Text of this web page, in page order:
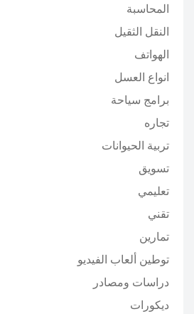
المحاسبة
النقل الثقيل
الهواتف
انواع العسل
برامج سياحة
تجاره
تربية الحيوانات
تسويق
تعليمي
تقني
تمارين
توطين ألعاب الفيديو
دراسات ومصادر
ديكورات